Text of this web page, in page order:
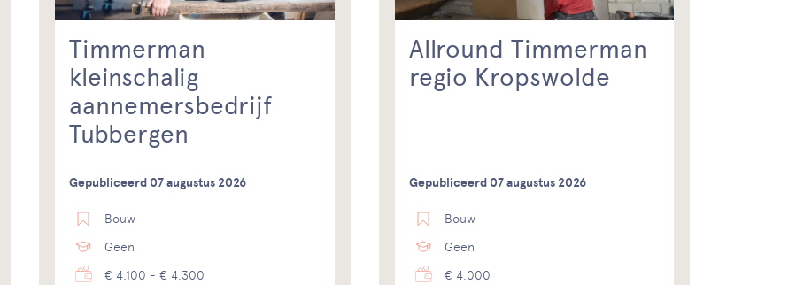
Timmerman
kleinschalig
aannemersbedrijf
Tubbergen
Gepubliceerd 07 augustus 2026
Bouw
Geen
€ 4.100 - € 4.300
Allround Timmerman
regio Kropswolde
Gepubliceerd 07 augustus 2026
Bouw
Geen
€ 4.000